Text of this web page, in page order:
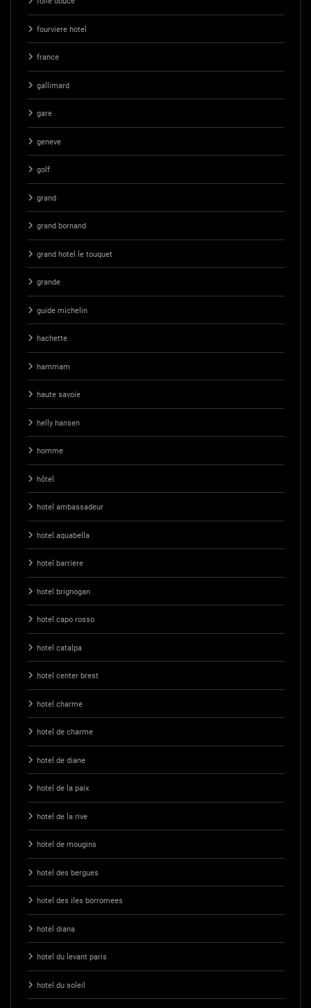
fourviere hotel
france
gallimard
gare
geneve
golf
grand
grand bornand
grand hotel le touquet
grande
guide michelin
hachette
hammam
haute savoie
helly hansen
homme
hôtel
hotel ambassadeur
hotel aquabella
hotel barriere
hotel brignogan
hotel capo rosso
hotel catalpa
hotel center brest
hotel charme
hotel de charme
hotel de diane
hotel de la paix
hotel de la rive
hotel de mougins
hotel des bergues
hotel des iles borromees
hotel diana
hotel du levant paris
hotel du soleil